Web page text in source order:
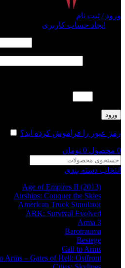
ورود / ثبت نام
ایجاد حساب کاربری
ورود
رمز عبور را فراموش کرده اید؟
0 محصول 0 تومان
انتخاب دسته بندی
Age of Empires II (2013)
Airships: Conquer the Skies
American Truck Simulator
ARK: Survival Evolved
Arma 3
Barotrauma
Besiege
Call to Arms
Arms – Gates of Hell: Ostfront